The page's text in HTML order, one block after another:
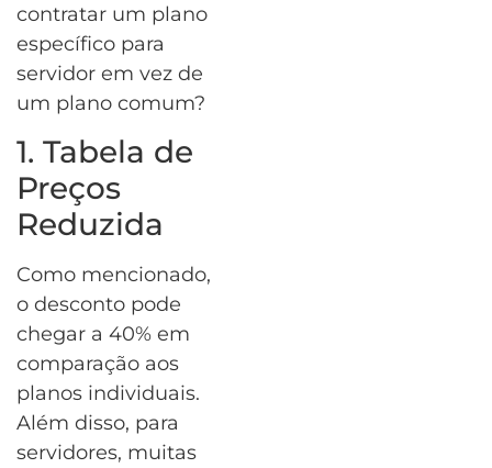
contratar um plano
específico para
servidor em vez de
um plano comum?
1. Tabela de
Preços
Reduzida
Como mencionado,
o desconto pode
chegar a 40% em
comparação aos
planos individuais.
Além disso, para
servidores, muitas